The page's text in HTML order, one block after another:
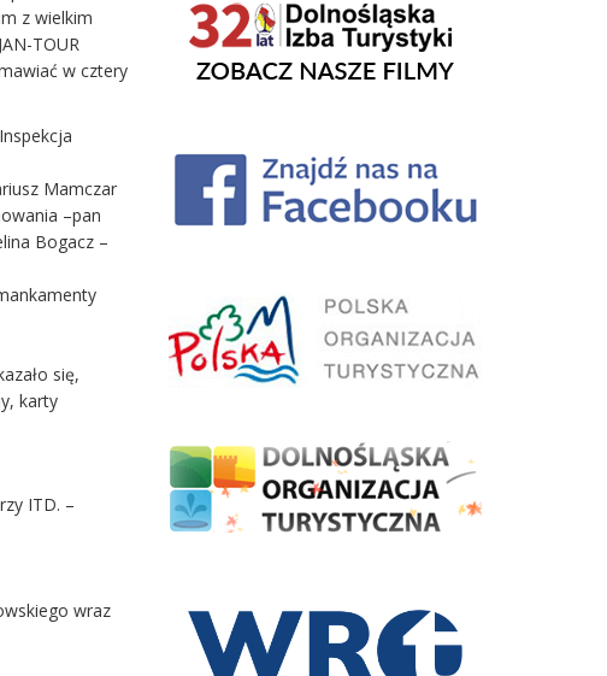
z wielkim
TOUR
w cztery
Mamczar
–pan
Bogacz –
się,
karty
ITD. –
wraz